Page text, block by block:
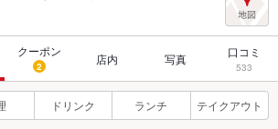
クーポン
2 店内 写真 口コミ
533
ドリンク ランチ テイクアウト